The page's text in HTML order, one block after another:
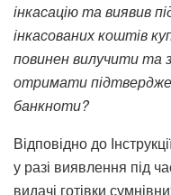
інкасацію та виявив
інкасованих коштів
повинен вилучити та
отримати
банкноти?
Відповідно до
у разі виявлення під
видачі готівки